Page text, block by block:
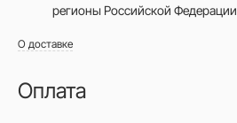
регионы Российской Федерации
О доставке
Оплата